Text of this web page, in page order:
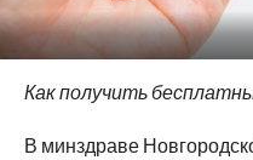
Как получить
В минздраве